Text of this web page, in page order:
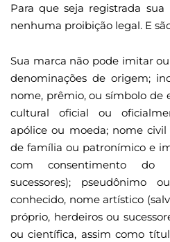
Para que seja registrada
nenhuma proibição legal. E
Sua marca não pode imitar
denominações de origem;
nome, prêmio, ou símbolo de
cultural oficial ou
apólice ou moeda; nome
de família ou patronímico e
com consentimento do
sucessores); pseudônimo
conhecido, nome artístico
próprio, herdeiros ou
ou científica, assim como